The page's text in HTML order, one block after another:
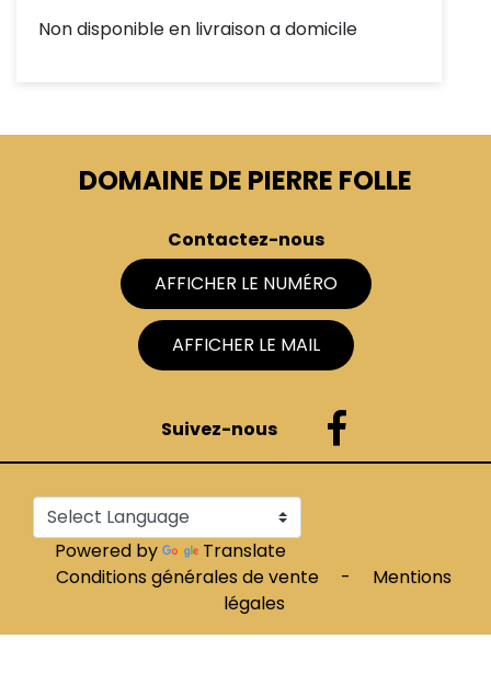
Non disponible en livraison a domicile
DOMAINE DE PIERRE FOLLE
Contactez-nous
AFFICHER LE NUMÉRO
AFFICHER LE MAIL
Suivez-nous
Powered by
Translate
Conditions générales de vente
-
Mentions
légales